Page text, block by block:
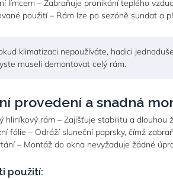
límcem – Zabraňuje pronikání teplého
použití – Rám lze po sezóně sundat a
klimatizaci nepoužíváte, hadici
museli demontovat celý rám.
provedení a snadná
hliníkový rám – Zajišťuje stabilitu a dlouhou
fólie – Odráží sluneční paprsky, čímž
– Montáž do okna nevyžaduje žádné
použití: